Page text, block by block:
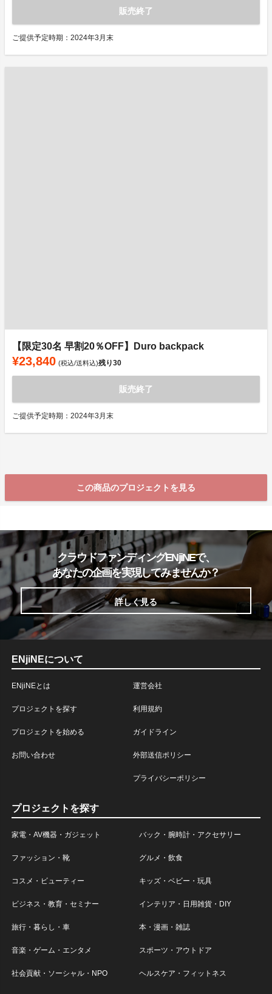
販売終了
ご提供予定時期：2024年3月末
【限定30名 早割20％OFF】Duro backpack
¥23,840 (税込/送料込)残り30
販売終了
ご提供予定時期：2024年3月末
この商品のプロジェクトを見る
クラウドファンディングENjiNEで、
あなたの企画を実現してみませんか？
詳しく見る
ENjiNEについて
ENjiNEとは
プロジェクトを探す
プロジェクトを始める
お問い合わせ
運営会社
利用規約
ガイドライン
外部送信ポリシー
プライバシーポリシー
プロジェクトを探す
家電・AV機器・ガジェット バック・腕時計・アクセサリー
ファッション・靴 グルメ・飲食
コスメ・ビューティー キッズ・ベビー・玩具
ビジネス・教育・セミナー インテリア・日用雑貨・DIY
旅行・暮らし・車 本・漫画・雑誌
音楽・ゲーム・エンタメ スポーツ・アウトドア
社会貢献・ソーシャル・NPO ヘルスケア・フィットネス